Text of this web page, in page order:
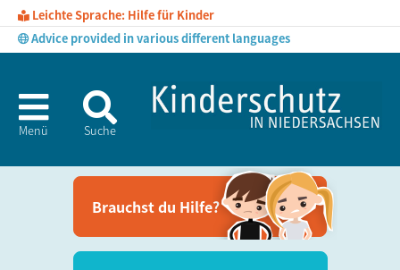
Leichte Sprache: Hilfe für Kinder
Advice provided in various different languages
Menü Suche
Brauchst du Hil­fe?